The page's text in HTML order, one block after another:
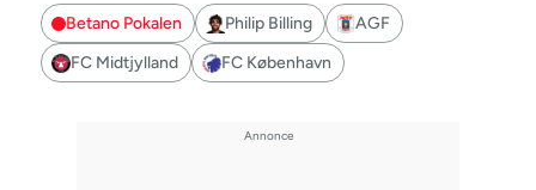
Betano Pokalen Philip Billing
AGF
FC Midtjylland
FC København